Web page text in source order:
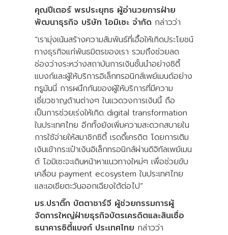
คุณปีเตอร์ พรประยุทธ ผู้อำนวยการฝ่าย
พัฒนาธุรกิจ บริษัท โอมิเซะ จำกัด กล่าวว่า
“เรามุ่งเน้นสร้างความสัมพันธ์ที่เอื้อให้เกิดประโยชน์
ทางธุรกิจแก่พันธมิตรของเรา รวมถึงช่วยลด
ช่องว่างระหว่างสถาบันการเงินชั้นนำอย่างซิตี้
แบงก์และผู้ให้บริการอิเล็กทรอนิกส์เพย์เมนต์อย่าง
ทรูมันนี่ การผนึกกันของผู้ให้บริการที่มีความ
เชี่ยวชาญด้านต่างๆ ในแวดวงการเงินนี้ ถือ
เป็นการช่วยเร่งให้เกิด digital transformation
ในประเทศไทย อีกทั้งยังเพิ่มความสะดวกสบายใน
การใช้จ่ายให้สมาชิกซิตี้ เรดดี้เครดิต โดยการเติม
เงินเข้ากระเป๋าเงินอิเล็กทรอนิกส์ผ่านดิจิทัลเพย์เมน
ต์ โอมิเซะจะเดินหน้าหาแนวทางใหม่ๆ เพื่อช่วยขับ
เคลื่อน payment ecosystem ในประเทศไทย
และเอเชียตะวันออกเฉียงใต้ต่อไป”
มร.ปราติ๊ก บัตตาชาร์จี ผู้ช่วยกรรมการผู้
จัดการใหญ่ฝ่ายธุรกิจบัตรเครดิตและสินเชื่อ
ธนาคารซิตี้แบงก์ ประเทศไทย กล่าวว่า